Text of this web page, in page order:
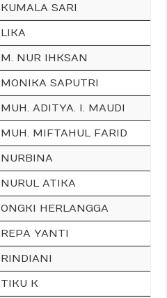
KUMALA SARI
LIKA
M. NUR IHKSAN
MONIKA SAPUTRI
MUH. ADITYA. I. MAUDI
MUH. MIFTAHUL FARID
NURBINA
NURUL ATIKA
ONGKI HERLANGGA
REPA YANTI
RINDIANI
TIKU K